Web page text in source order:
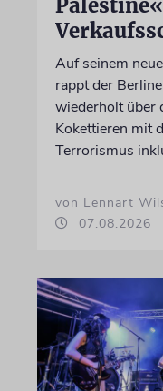
Auf seinem
rappt der
wiederholt über
Kokettieren mit
Terrorismus
von Lennart
07.08.2026